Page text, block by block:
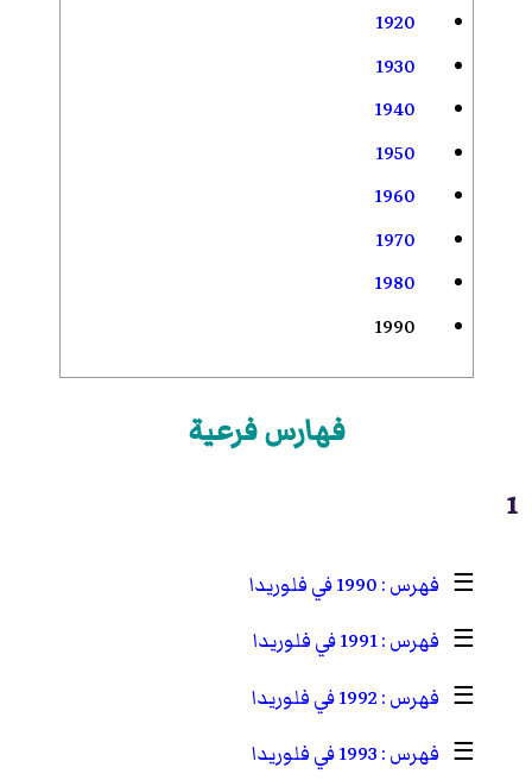
1920
1930
1940
1950
1960
1970
1980
1990
فهارس فرعية
1
☰
1990 في فلوريدا
☰
1991 في فلوريدا
☰
1992 في فلوريدا
☰
1993 في فلوريدا